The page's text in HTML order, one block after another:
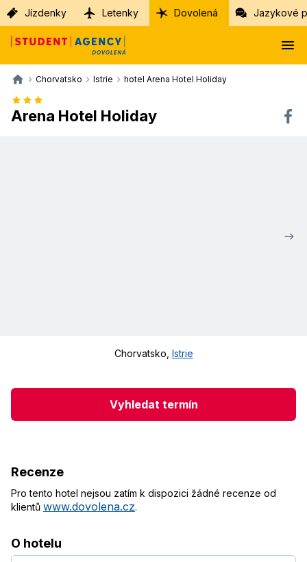
Jízdenky Letenky Dovolená Jazykové
Chorvatsko Istrie hotel Arena Hotel Holiday
Arena Hotel Holiday
Chorvatsko Istrie
Vyhledat termín
Recenze
Pro tento hotel nejsou zatím k dispozici žádné recenze od
klientů www.dovolena.cz.
O hotelu